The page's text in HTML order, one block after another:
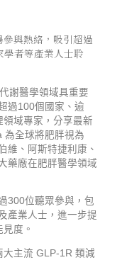
與熱絡，吸引超過
者等產業人士聆
謝醫學領域具重要
過100個國家、逾
域專家，分享最新
為全球將肥胖視為
維、阿斯特捷利康、
藥廠在肥胖醫學領域
300位聽眾參與，包
產業人士，進一步提
度。
主流 GLP-1R 類減